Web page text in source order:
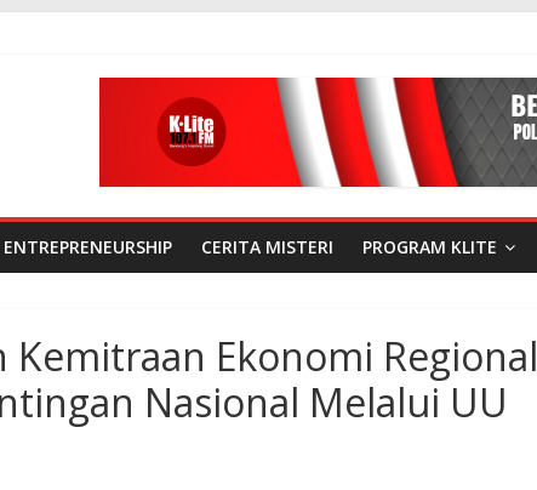
ENTREPRENEURSHIP CERITA MISTERI PROGRAM KLITE
Kemitraan Ekonomi Regional
Nasional Melalui UU